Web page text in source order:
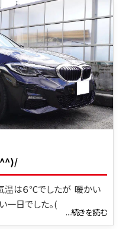
温は６℃でしたが 暖かい
一日でした。(
...続きを読む